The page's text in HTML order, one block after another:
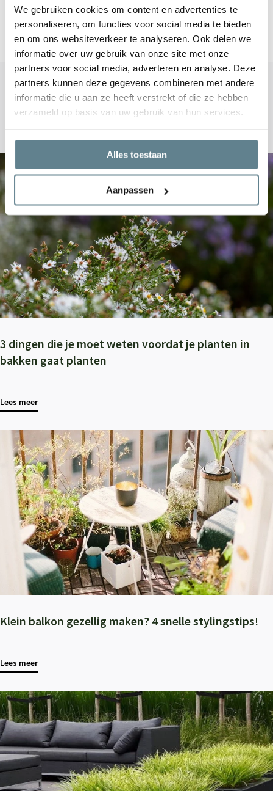
We gebruiken cookies om content en advertenties te
personaliseren, om functies voor social media te bieden
en om ons websiteverkeer te analyseren. Ook delen we
informatie over uw gebruik van onze site met onze
partners voor social media, adverteren en analyse. Deze
partners kunnen deze gegevens combineren met andere
informatie die u aan ze heeft verstrekt of die ze hebben
verzameld op basis van uw gebruik van hun services.
Alles toestaan
Aanpassen
Delen
Blogs
Recente artikelen
3 dingen die je moet weten voordat je planten in
bakken gaat planten
Lees meer
Klein balkon gezellig maken? 4 snelle stylingstips!
Lees meer